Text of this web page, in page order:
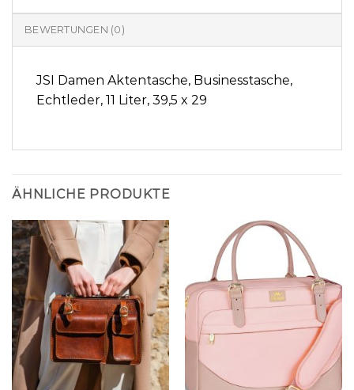
BEWERTUNGEN (0)
JSI Damen Aktentasche, Businesstasche,
Echtleder, 11 Liter, 39,5 x 29
ÄHNLICHE PRODUKTE